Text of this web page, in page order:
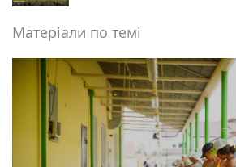
Матеріали по темі